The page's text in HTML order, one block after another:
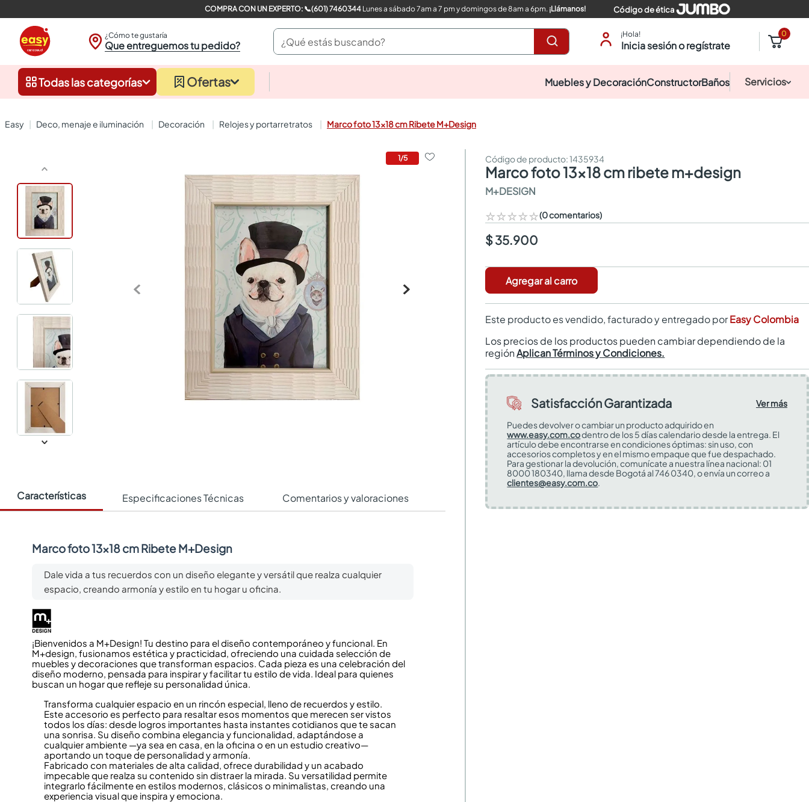
COMPRA CON UN EXPERTO: 📞(601) 7460344Lunes a sábado 7am a 7 pm y domingos de 8am a 6pm. ¡Llámanos! Código de ética
¿Cómo te gustaría
Que entreguemos tu pedido?
¿Qué estás buscando? ¡Hola!
Inicia sesión o regístrate
0
Todas las categorías Ofertas Muebles y DecoraciónConstructorBaños Servicios
deco, menaje e iluminación decoración relojes y portarretratos Marco foto 13x18 cm Ribete M+Design
1/5
Características Especificaciones Técnicas Comentarios y valoraciones
Marco foto 13x18 cm Ribete M+Design
Dale vida a tus recuerdos con un diseño elegante y versátil que realza cualquier
espacio, creando armonía y estilo en tu hogar u oficina.
¡Bienvenidos a M+Design! Tu destino para el diseño contemporáneo y funcional. En
M+design, fusionamos estética y practicidad, ofreciendo una cuidada selección de
muebles y decoraciones que transforman espacios. Cada pieza es una celebración del
diseño moderno, pensada para inspirar y facilitar tu estilo de vida. Ideal para quienes
buscan un hogar que refleje su personalidad única.
Transforma cualquier espacio en un rincón especial, lleno de recuerdos y estilo.
Este accesorio es perfecto para resaltar esos momentos que merecen ser vistos
todos los días: desde logros importantes hasta instantes cotidianos que te sacan
una sonrisa. Su diseño combina elegancia y funcionalidad, adaptándose a
cualquier ambiente —ya sea en casa, en la oficina o en un estudio creativo—
aportando un toque de personalidad y armonía.
Fabricado con materiales de alta calidad, ofrece durabilidad y un acabado
impecable que realza su contenido sin distraer la mirada. Su versatilidad permite
integrarlo fácilmente en estilos modernos, clásicos o minimalistas, creando una
experiencia visual que inspira y emociona.
:1435934
marco foto 13x18 cm ribete m+design
M+DESIGN
☆☆☆☆☆(0 comentarios)
$ 35.900
Agregar al carro
Este producto es vendido, facturado y entregado porEasy Colombia
Los precios de los productos pueden cambiar dependiendo de la
regiónAplican Términos y Condiciones.
Satisfacción Garantizada
Ver más
Puedes devolver o cambiar un producto adquirido en
www.easy.com.codentro de los 5 días calendario desde la entrega. El
artículo debe encontrarse en condiciones óptimas: sin uso, con
accesorios completos y en el mismo empaque que fue despachado.
Para gestionar la devolución, comunícate a nuestra línea nacional: 01
8000 180340, llama desde Bogotá al 746 0340, o envía un correo a
clientes@easy.com.co.
closet
sanitarios
armarios closet
comedores
neveras